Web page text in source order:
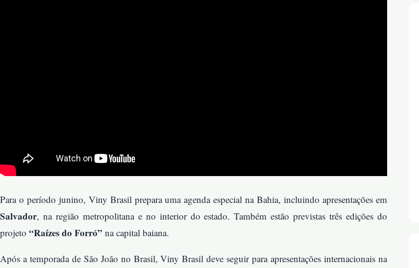
Para o período junino, Viny Brasil prepara uma agenda especial na Bahia, incluindo apresentações em
Salvador, na região metropolitana e no interior do estado. Também estão previstas três edições do
projeto “Raízes do Forró” na capital baiana.
Após a temporada de São João no Brasil, Viny Brasil deve seguir para apresentações internacionais na